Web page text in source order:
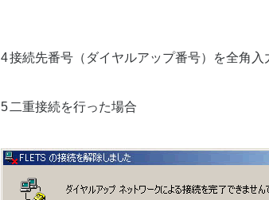
4接続先番号（ダイヤルアップ番号）を全角入
5 二重接続を行った場合